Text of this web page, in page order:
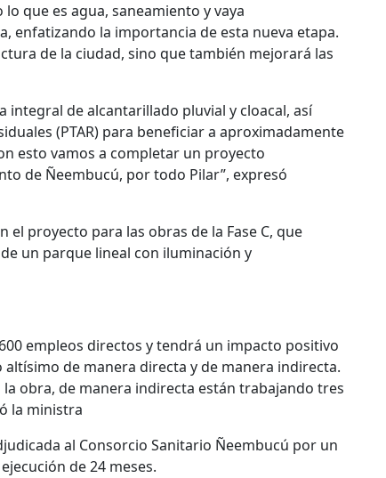
que es agua, saneamiento y vaya
enfatizando la importancia de esta nueva etapa.
de la ciudad, sino que también mejorará las
integral de alcantarillado pluvial y cloacal, así
(PTAR) para beneficiar a aproximadamente
esto vamos a completar un proyecto
de Ñeembucú, por todo Pilar”, expresó
el proyecto para las obras de la Fase C, que
un parque lineal con iluminación y
empleos directos y tendrá un impacto positivo
de manera directa y de manera indirecta.
obra, de manera indirecta están trabajando tres
la ministra
al Consorcio Sanitario Ñeembucú por un
de 24 meses.